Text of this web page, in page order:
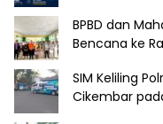
BPBD dan
Bencana ke
SIM Keliling
Cikembar